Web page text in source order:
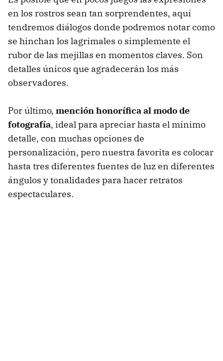
en los rostros sean tan sorprendentes, aquí
tendremos diálogos donde podremos notar como
se hinchan los lagrimales o simplemente el
rubor de las mejillas en momentos claves. Son
detalles únicos que agradecerán los más
observadores.
Por último, mención honorífica al modo de
fotografía, ideal para apreciar hasta el mínimo
detalle, con muchas opciones de
personalización, pero nuestra favorita es colocar
hasta tres diferentes fuentes de luz en diferentes
ángulos y tonalidades para hacer retratos
espectaculares.